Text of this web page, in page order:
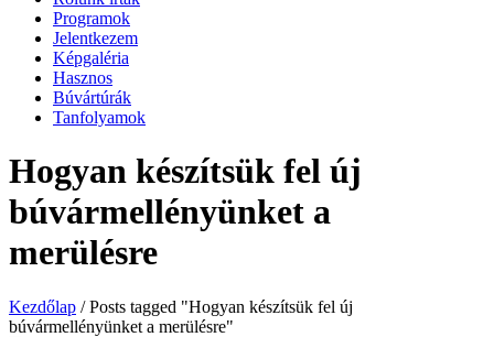
Programok
Jelentkezem
Képgaléria
Hasznos
Búvártúrák
Tanfolyamok
Hogyan készítsük fel új
búvármellényünket a
merülésre
Kezdőlap /Posts tagged "Hogyan készítsük fel új
búvármellényünket a merülésre"